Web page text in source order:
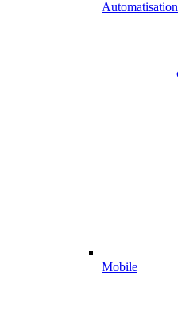
Mobile